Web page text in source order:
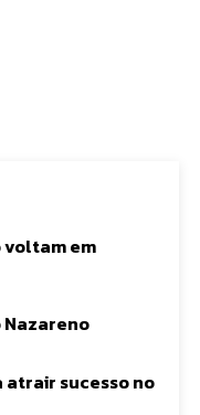
voltam em
atrair sucesso no